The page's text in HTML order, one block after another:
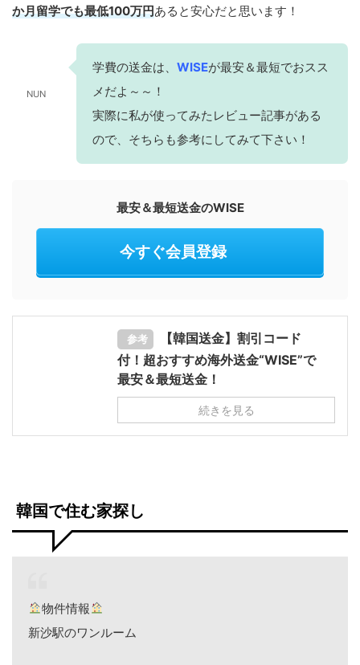
か月留学でも最低100万円あると安心だと思います！
NUN
学費の送金は、 WISEが最安＆最短でおスス
メだよ～～！
実際に私が使ってみたレビュー記事がある
ので、そちらも参考にしてみて下さい！
最安＆最短送金のWISE
今すぐ会員登録
参考
【韓国送金】割引コード
付！超おすすめ海外送金“WISE”で
最安＆最短送金！
続きを見る
韓国で住む家探し
物件情報
新沙駅のワンルーム